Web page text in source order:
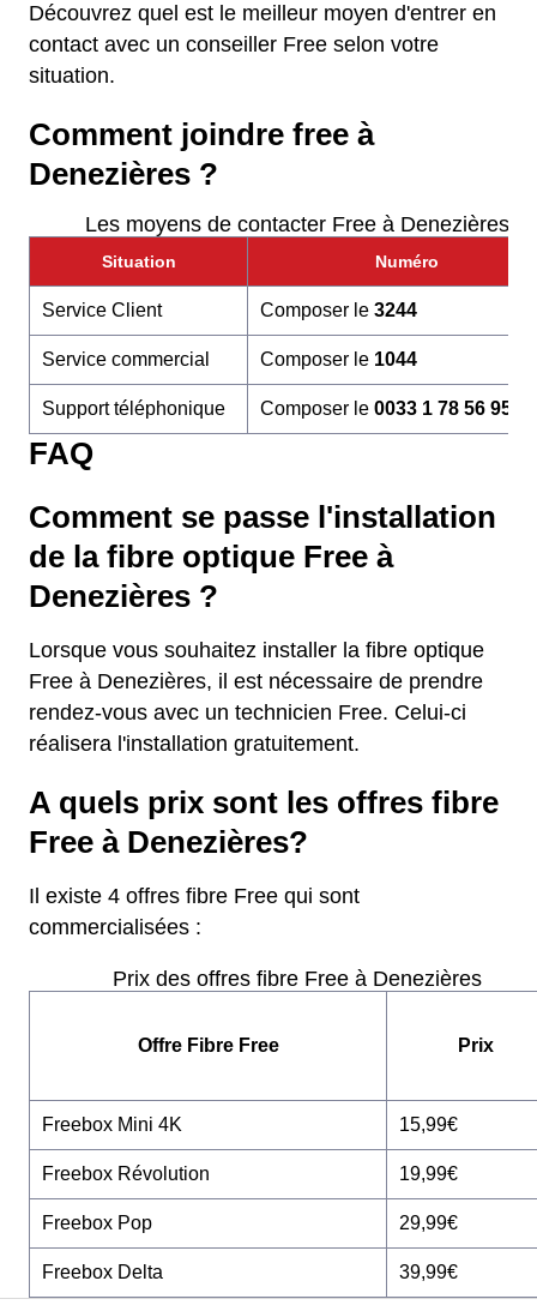
Découvrez quel est le meilleur moyen d'entrer en
contact avec un conseiller Free selon votre
situation.
Comment joindre free à
Denezières ?
Les moyens de contacter Free à Denezières
Situation Numéro
Service Client Composer le 3244
Service commercial Composer le 1044
Support téléphonique Composer le 0033 1 78 56 95 60
FAQ
Comment se passe l'installation
de la fibre optique Free à
Denezières ?
Lorsque vous souhaitez installer la fibre optique
Free à Denezières, il est nécessaire de prendre
rendez-vous avec un technicien Free. Celui-ci
réalisera l'installation gratuitement.
A quels prix sont les offres fibre
Free à Denezières?
Il existe 4 offres fibre Free qui sont
commercialisées :
Prix des offres fibre Free à Denezières
Offre Fibre Free Prix
Freebox Mini 4K 15,99€
Freebox Révolution 19,99€
Freebox Pop 29,99€
Freebox Delta 39,99€